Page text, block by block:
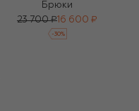
Брюки
23 700 ₽ 16 600 ₽
-30%